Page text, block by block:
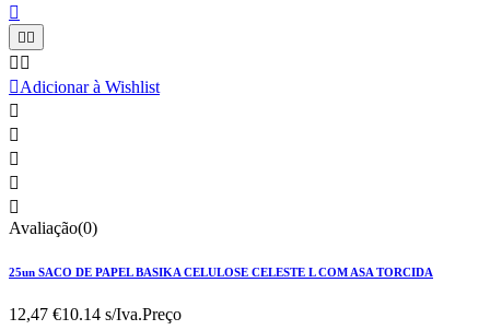


 
Adicionar à Wishlist





Avaliação(0)
25un SACO DE PAPEL BASIKA CELULOSE CELESTE L COM ASA TORCIDA
12,47 €10.14 s/Iva.Preço